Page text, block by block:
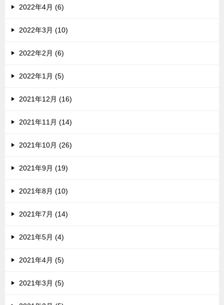
2022年4月 (6)
2022年3月 (10)
2022年2月 (6)
2022年1月 (5)
2021年12月 (16)
2021年11月 (14)
2021年10月 (26)
2021年9月 (19)
2021年8月 (10)
2021年7月 (14)
2021年5月 (4)
2021年4月 (5)
2021年3月 (5)